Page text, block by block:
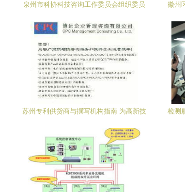
泉州市科协科技咨询工作委员会组织委员
徽州
苏州专利供货商与撰写机构指南 为高新技
检测